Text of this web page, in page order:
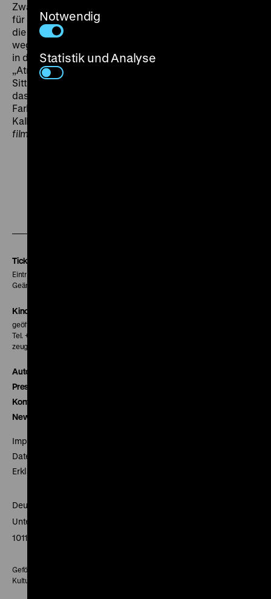
Zwangslage im 19. Jahrhundert. So auch Holland: Die
für ihre Leistung gefeierte Jennifer Jason Leigh spielt
die Tochter eines wohlhabenden Arztes, die sich
wegen Liebesangelegenheiten zusehends vom Druck
in der Familie und der Gesellschaft emanzipieren muss.
„Atmosphärisch dicht entwirft [Holland] ein episches
Sittengemälde des neuenglischen Großbürgertums,
das die Kamera in verhaltenen Bildern mit sensibler
Farbdramaturgie und in nahezu perfektionistischer
Kalligrafie eines Milieus einfängt.“ (Margarete Wach,
film-dienst
Tickets
Eintritt 5 €
Geänderte Preise sind im Programm vermerkt.
Kinokasse
geöffnet 30 Minuten vor Beginn der ersten Vorstellung
Tel. + 49 30 20304-770
zeughauskino@dhm.de
Autor*innen
Presse
Kontakt
Newsletter
Impressum
Datenschutz
Erklärung digitale Barrierefreiheit
Deutsches Historisches Museum
Unter den Linden 2
10117 Berlin
Gefördert mit Mitteln des Beauftragten der Bundesregierung für
Kultur und Medien
Notwendig
Statistik und Analyse